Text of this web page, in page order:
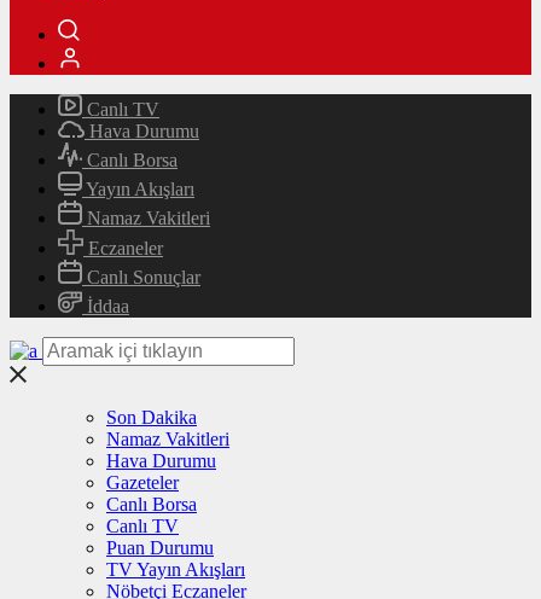
Canlı TV
Hava Durumu
Canlı Borsa
Yayın Akışları
Namaz Vakitleri
Eczaneler
Canlı Sonuçlar
İddaa
Son Dakika
Namaz Vakitleri
Hava Durumu
Gazeteler
Canlı Borsa
Canlı TV
Puan Durumu
TV Yayın Akışları
Nöbetçi Eczaneler